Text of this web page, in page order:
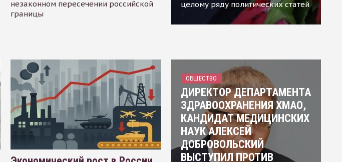
незаконном пересечении российской
границы
целому ряду политических статей
ОБЩЕСТВО
ДИРЕКТОР ДЕПАРТАМЕНТА
ЗДРАВООХРАНЕНИЯ ХМАО,
КАНДИДАТ МЕДИЦИНСКИХ
НАУК АЛЕКСЕЙ
ДОБРОВОЛЬСКИЙ
ВЫСТУПИЛ ПРОТИВ